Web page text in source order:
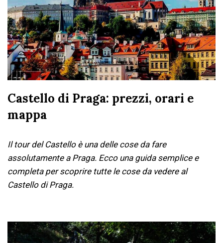
Castello di Praga: prezzi, orari e
mappa
Il tour del Castello è una delle cose da fare
assolutamente a Praga. Ecco una guida semplice e
completa per scoprire tutte le cose da vedere al
Castello di Praga.